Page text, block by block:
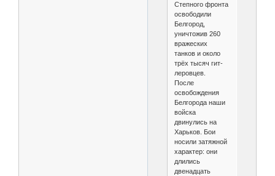
Степного фрон­та
освободили
Белгород,
уничтожив 260
вражеских
танков и около
трёх тысяч гит­
леровцев.
После
освобождения
Белгорода наши
войска
двинулись на
Харьков. Бои
носили затяжной
характер: они
длились
двенадцать